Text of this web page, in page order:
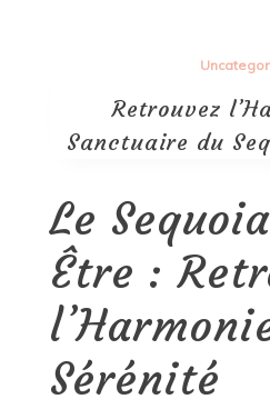
Retrouvez
Sanctuaire du
Le
Être :
Sérénité